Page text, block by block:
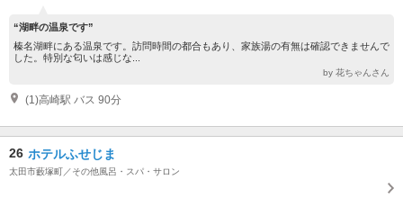
“湖畔の温泉です”
榛名湖畔にある温泉です。訪問時間の都合もあり、家族湯の有無は確認できませんで
した。特別な匂いは感じな...
by 花ちゃんさん
(1)高崎駅 バス 90分
26 ホテルふせじま
太田市藪塚町／その他風呂・スパ・サロン